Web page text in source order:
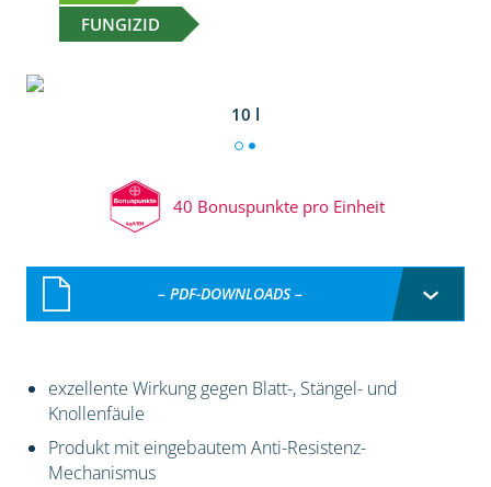
FUNGIZID
10 l
40 Bonuspunkte pro Einheit
– PDF-DOWNLOADS –
exzellente Wirkung gegen Blatt-, Stängel- und
Knollenfäule
Produkt mit eingebautem Anti-Resistenz-
Mechanismus